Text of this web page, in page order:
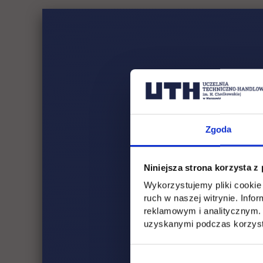
Zgoda
Niniejsza strona korzysta z
Wykorzystujemy pliki
ruch w naszej witrynie.
reklamowym i
uzyskanymi podczas
ankieta
line,
certyfikat
Ministra
studiachlink
.
Zapraszamy